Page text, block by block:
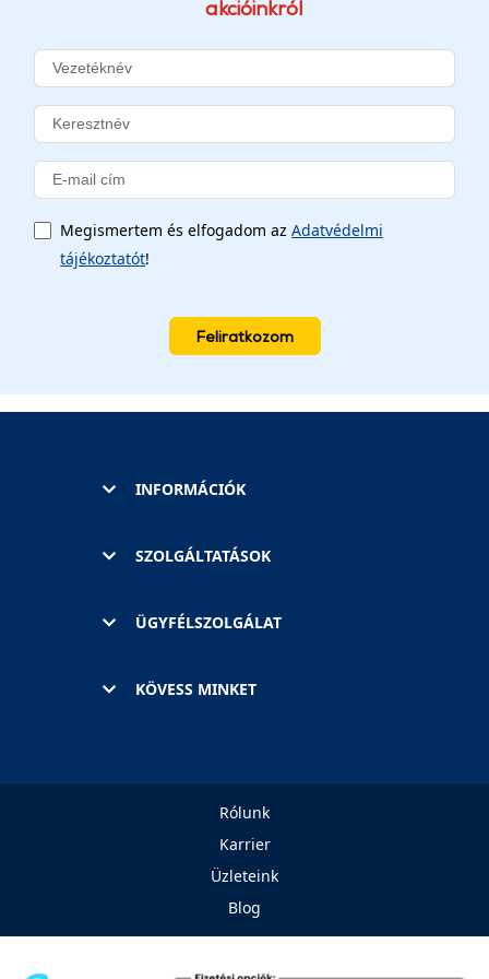
akcióinkról
Megismertem és elfogadom az Adatvédelmi
tájékoztatót!
Feliratkozom
INFORMÁCIÓK
SZOLGÁLTATÁSOK
ÜGYFÉLSZOLGÁLAT
KÖVESS MINKET
Rólunk
Karrier
Üzleteink
Blog